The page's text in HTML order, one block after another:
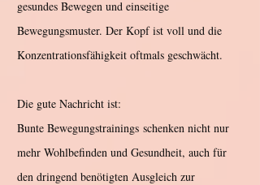
gesundes Bewegen und einseitige
Bewegungsmuster. Der Kopf ist voll und die
Konzentrationsfähigkeit oftmals geschwächt.
Die gute Nachricht ist:
Bunte Bewegungstrainings schenken nicht nur
mehr Wohlbefinden und Gesundheit, auch für
den dringend benötigten Ausgleich zur